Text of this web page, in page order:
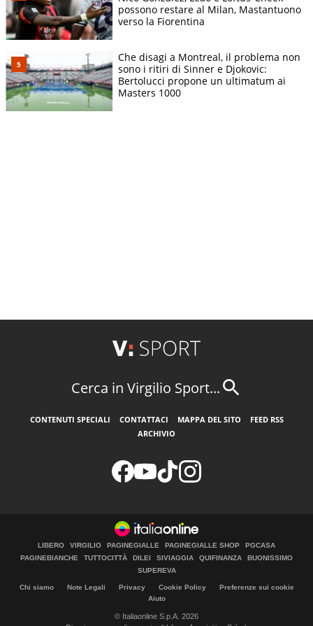
possono restare al Milan, Mastantuono
verso la Fiorentina
Che disagi a Montreal, il problema non
sono i ritiri di Sinner e Djokovic:
Bertolucci propone un ultimatum ai
Masters 1000
Cerca in Virgilio Sport...
CONTENUTI SPECIALI CONTATTACI MAPPA DEL SITO
FEED RSS
ARCHIVIO
LIBERO VIRGILIO PAGINEGIALLE PAGINEGIALLE SHOP
PGCASA
PAGINEBIANCHE
TUTTOCITTÀ DILEI SIVIAGGIA QUIFINANZA
BUONISSIMO
SUPEREVA
Chi siamo Note Legali Privacy Cookie Policy
Preferenze sui cookie
Aiuto
© Italiaonline S.p.A. 2026